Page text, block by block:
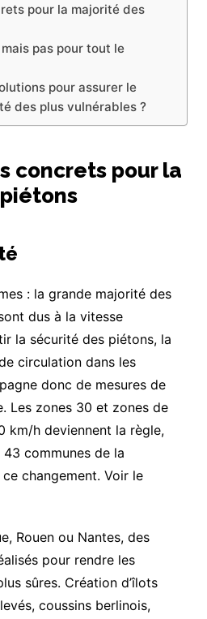
pour la majorité des
pas pour tout le
pour assurer le
des plus vulnérables ?
concrets pour la
: la grande majorité des
dus à la vitesse
la sécurité des piétons, la
circulation dans les
donc de mesures de
Les zones 30 et zones de
km/h deviennent la règle,
communes de la
changement. Voir le
Rouen ou Nantes, des
pour rendre les
sûres. Création d’îlots
coussins berlinois,